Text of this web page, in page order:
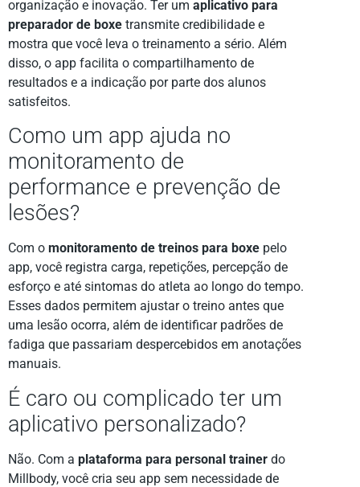
organização e inovação. Ter um aplicativo para
preparador de boxe transmite credibilidade e
mostra que você leva o treinamento a sério. Além
disso, o app facilita o compartilhamento de
resultados e a indicação por parte dos alunos
satisfeitos.
Como um app ajuda no
monitoramento de
performance e prevenção de
lesões?
Com o monitoramento de treinos para boxe pelo
app, você registra carga, repetições, percepção de
esforço e até sintomas do atleta ao longo do tempo.
Esses dados permitem ajustar o treino antes que
uma lesão ocorra, além de identificar padrões de
fadiga que passariam despercebidos em anotações
manuais.
É caro ou complicado ter um
aplicativo personalizado?
Não. Com a plataforma para personal trainer do
Millbody, você cria seu app sem necessidade de